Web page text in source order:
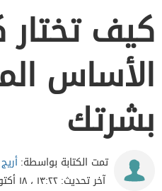
كيف تختار
الأساس
بشرتك
تمت الكتابة بواسطة:
آخر تحديث:١٣:٢٢ ، ١٨ أكتوبر ٢٠١٥